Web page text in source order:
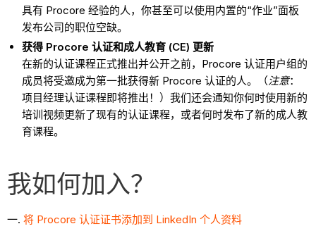
具有 Procore 经验的人，你甚至可以使用内置的“作业”面板
发布公司的职位空缺。
获得 Procore 认证和成人教育 (CE) 更新
在新的认证课程正式推出并公开之前，Procore 认证用户组的
成员将受邀成为第一批获得新 Procore 认证的人。（注意：
项目经理认证课程即将推出！）我们还会通知你何时使用新的
培训视频更新了现有的认证课程，或者何时发布了新的成人教
育课程。
我如何加入？
将 Procore 认证证书添加到 LinkedIn 个人资料